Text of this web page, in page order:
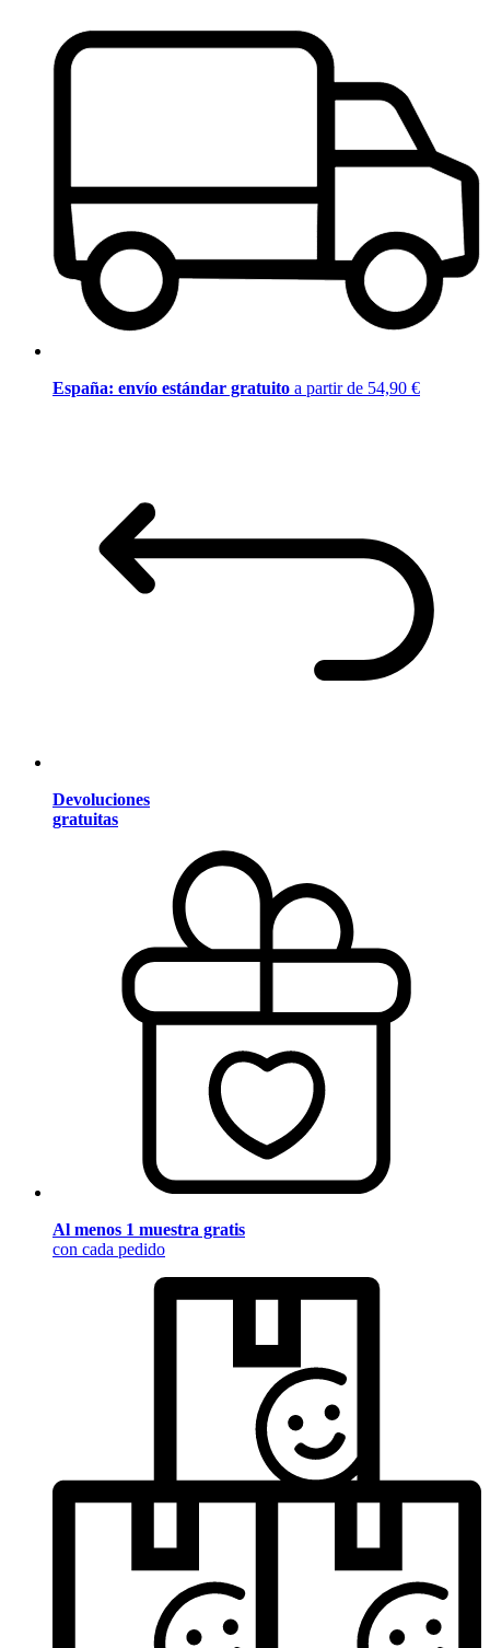
España: envío estándar gratuito a partir de 54,90 €
Devoluciones
gratuitas
Al menos 1 muestra gratis
con cada pedido